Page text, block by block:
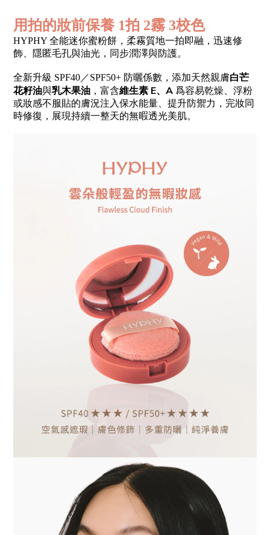
用拍的妝前保養 1拍 2霧 3校色
HYPHY 全能迷你蜜粉餅，柔霧質地一拍即融，迅速修
飾、隱匿毛孔與油光，同步潤澤與防護。
全新升級 SPF40／SPF50+ 防曬係數，添加天然親膚白芒
花籽油與乳木果油 ，富含維生素 E、A 爲容易乾燥、浮粉
或妝感不服貼的膚況注入保水能量、提升防禦力，完妝同
時修復，展現持續一整天的無暇透光美肌。